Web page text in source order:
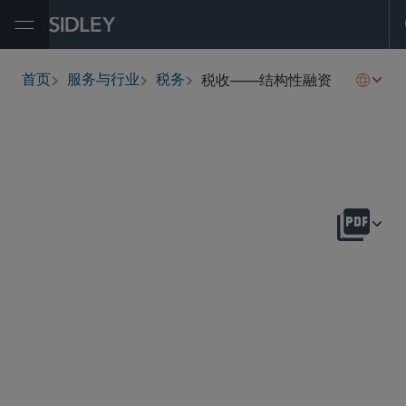
breadcrumbs
首页 服务与行业 税务 税收——结构性融资